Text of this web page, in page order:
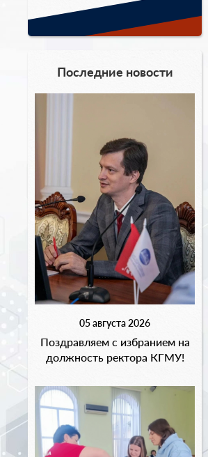
Последние новости
05 августа 2026
Поздравляем с избранием на
должность ректора КГМУ!